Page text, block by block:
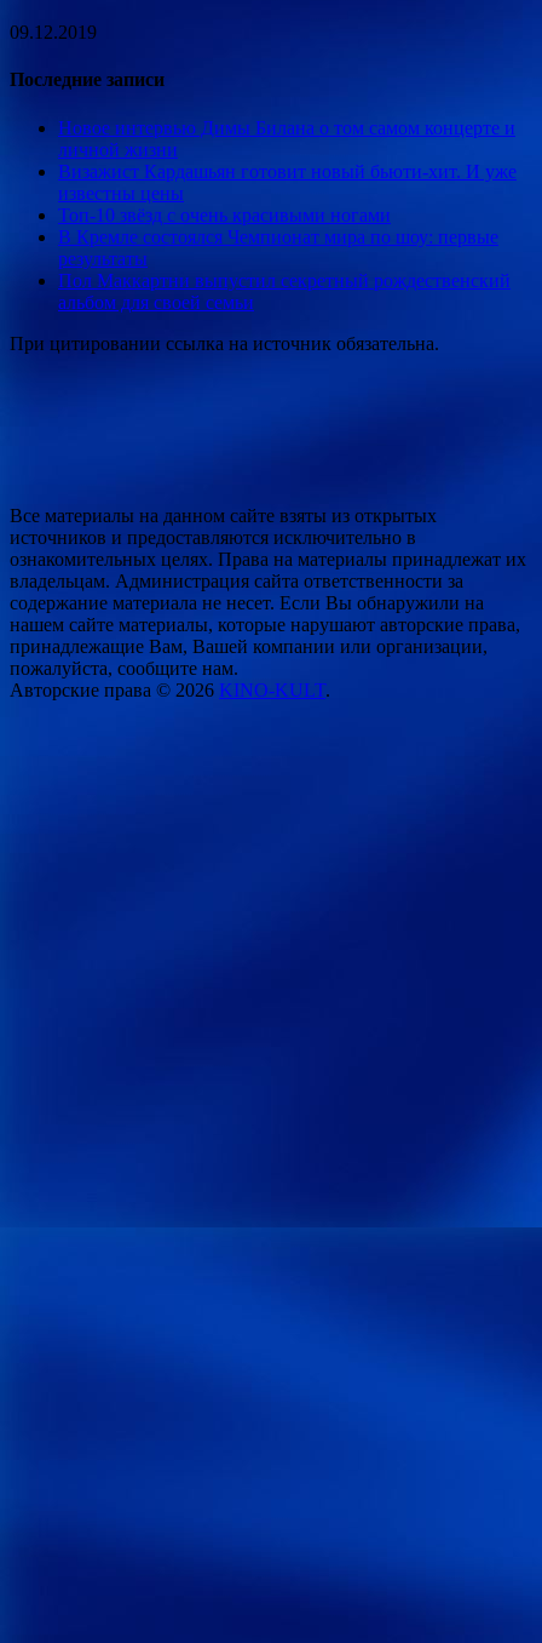
09.12.2019
Последние записи
Новое интервью Димы Билана о том самом концерте и
личной жизни
Визажист Кардашьян готовит новый бьюти-хит. И уже
известны цены
Топ-10 звёзд с очень красивыми ногами
В Кремле состоялся Чемпионат мира по шоу: первые
результаты
Пол Маккартни выпустил секретный рождественский
альбом для своей семьи
При цитировании ссылка на источник обязательна.
Все материалы на данном сайте взяты из открытых
источников и предоставляются исключительно в
ознакомительных целях. Права на материалы принадлежат их
владельцам. Администрация сайта ответственности за
содержание материала не несет. Если Вы обнаружили на
нашем сайте материалы, которые нарушают авторские права,
принадлежащие Вам, Вашей компании или организации,
пожалуйста, сообщите нам.
Авторские права © 2026 KINO-KULT.